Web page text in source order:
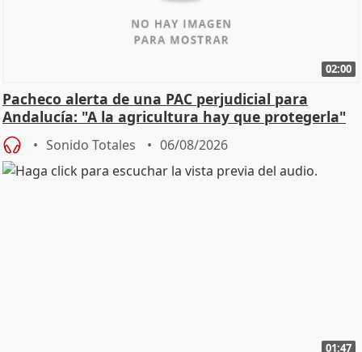
02:00
Pacheco alerta de una PAC perjudicial para
Andalucía: "A la agricultura hay que protegerla"
Sonido Totales 06/08/2026
01:47